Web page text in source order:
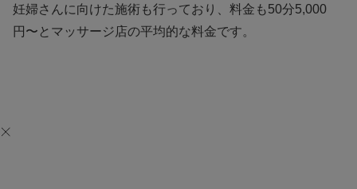
妊婦さんに向けた施術も行っており、料金も50分5,000
円〜とマッサージ店の平均的な料金です。